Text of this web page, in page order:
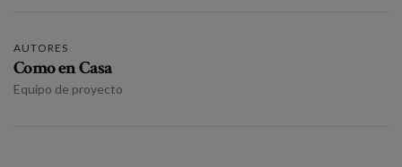
AUTORES
Como en Casa
Equipo de proyecto